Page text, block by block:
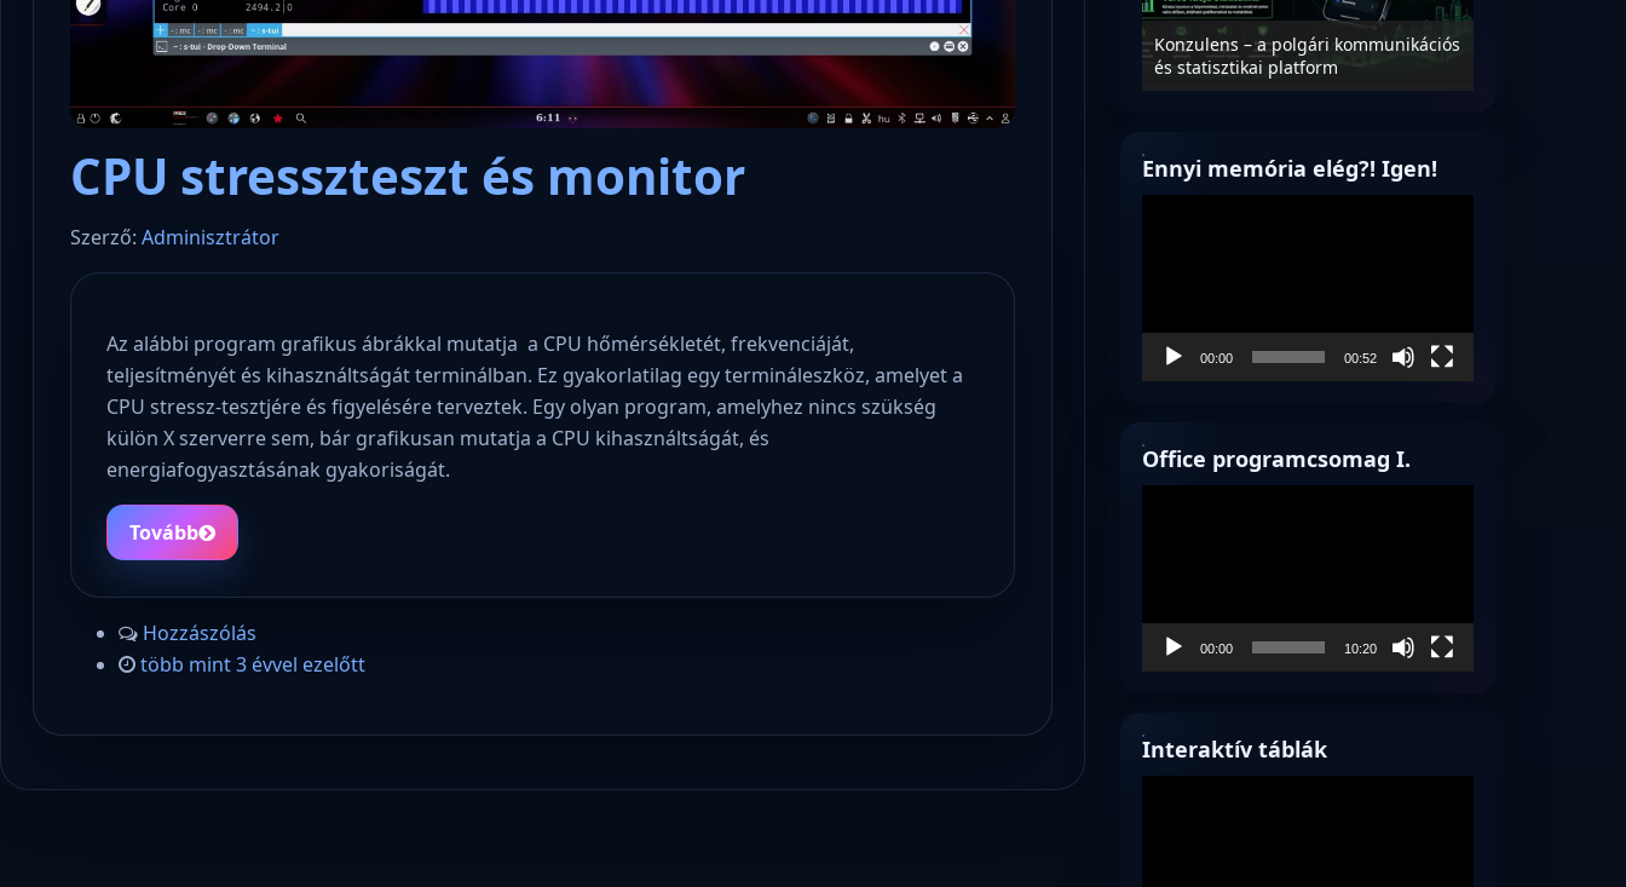
CPU stresszteszt és monitor
Szerző: Adminisztrátor
Az alábbi program grafikus ábrákkal mutatja a CPU hőmérsékletét, frekvenciáját,
teljesítményét és kihasználtságát terminálban. Ez gyakorlatilag egy termináleszköz, amelyet a
CPU stressz-tesztjére és figyelésére terveztek. Egy olyan program, amelyhez nincs szükség
külön X szerverre sem, bár grafikusan mutatja a CPU kihasználtságát, és
energiafogyasztásának gyakoriságát.
Tovább
Hozzászólás
több mint 3 évvel ezelőtt
Microsoft odaadta a kulcsokat a
hatóságoknak, hogy visszafejthessék
az adatokat.
Konzulens – a polgári kommunikációs
és statisztikai platform
Ennyi memória elég?! Igen!
00:00 00:52
Office programcsomag I.
00:00 10:20
Interaktív táblák